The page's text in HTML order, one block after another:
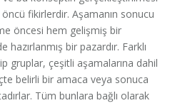
fikirlerdir. Aşamanın sonucu
öncesi hem gelişmiş bir
bir pazardır. Farklı
gruplar, çeşitli aşamalarına dahil
belirli bir amaca veya sonuca
Tüm bunlara bağlı olarak